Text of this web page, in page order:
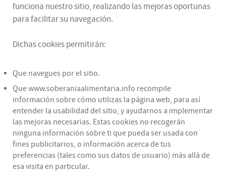
funciona nuestro sitio, realizando las mejoras oportunas
para facilitar su navegación.
Dichas cookies permitirán:
Que navegues por el sitio.
Que www.soberaniaalimentaria.info recompile
información sobre cómo utilizas la página web, para así
entender la usabilidad del sitio, y ayudarnos a implementar
las mejoras necesarias. Estas cookies no recogerán
ninguna información sobre ti que pueda ser usada con
fines publicitarios, o información acerca de tus
preferencias (tales como sus datos de usuario) más allá de
esa visita en particular.